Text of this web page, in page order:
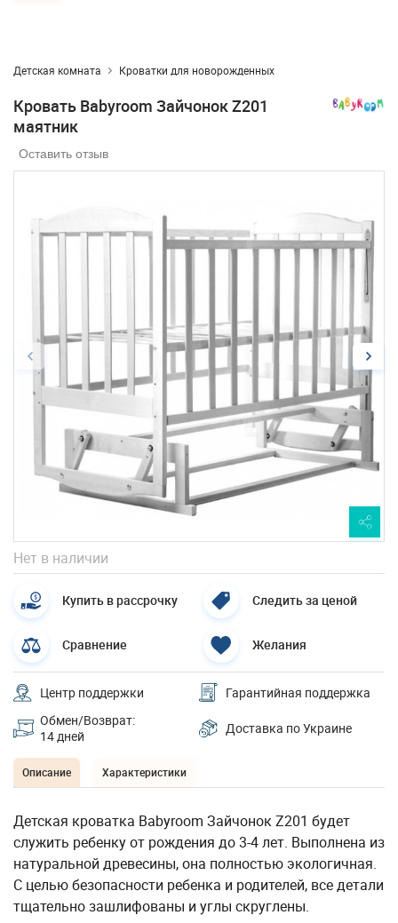
Детская комната Кроватки для новорожденных
Кровать Babyroom Зайчонок Z201
маятник
Оставить отзыв
Нет в наличии
Купить в рассрочку Следить за ценой
Сравнение Желания
Центр поддержки
Гарантийная поддержка
Обмен/Возврат:
14 дней
Доставка по Украине
Описание Характеристики
Детская кроватка Babyroom Зайчонок Z201 будет
служить ребенку от рождения до 3-4 лет. Выполнена из
натуральной древесины, она полностью экологичная.
С целью безопасности ребенка и родителей, все детали
тщательно зашлифованы и углы скруглены.